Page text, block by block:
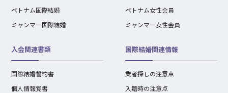
ベトナム国際結婚
ミャンマー国際結婚
ベトナム女性会員
ミャンマー女性会員
入会関連書類
国際結婚誓約書
個人情報覚書
国際結婚関連情報
業者探しの注意点
入籍時の注意点